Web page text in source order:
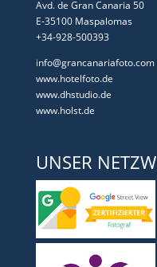
Avd. de Gran Canaria 50
E-35100 Maspalomas
+34-928-500393
info@grancanariafoto.com
www.hotelfoto.de
www.dhstudio.de
www.holst.de
UNSER